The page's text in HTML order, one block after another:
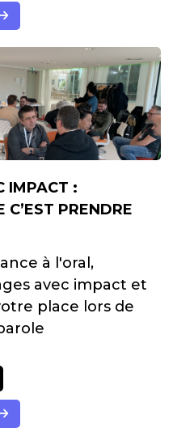
IMPACT :
PRENDRE
à l'oral,
avec impact et
place lors de